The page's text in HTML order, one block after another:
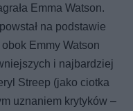
Emma Watson.
na podstawie
Emmy Watson
i najbardziej
Streep (jako ciotka
uznaniem krytyków –